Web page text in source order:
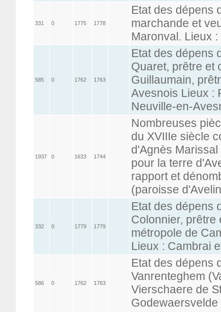
331 0 1775 1778
Etat des dépens
marchande et
Maronval. Lieux
585 0 1762 1763
Etat des dépens
Quaret, prêtre et
Guillaumain,
Avesnois Lieux :
Neuville-en-
1937 0 1633 1744
Nombreuses
du XVIIIe siècle
d'Agnès
pour la terre
rapport et
(paroisse
332 0 1779 1779
Etat des dépens
Colonnier, prêtre
métropole de
Lieux : Cambrai
586 0 1762 1763
Etat des dépens
Vanrenteghem
Vierschaere de
Godewaersvelde